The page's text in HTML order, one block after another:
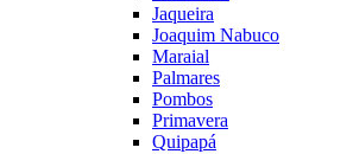
Jaqueira
Joaquim Nabuco
Maraial
Palmares
Pombos
Primavera
Quipapá